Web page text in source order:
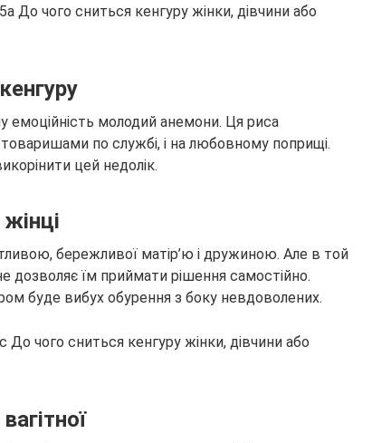
емоційність молодий анемони. Ця риса
товаришами по службі, і на любовному поприщі.
цей недолік.
бережливої матір’ю і дружиною. Але в той
дозволяє їм приймати рішення самостійно.
буде вибух обурення з боку невдоволених.